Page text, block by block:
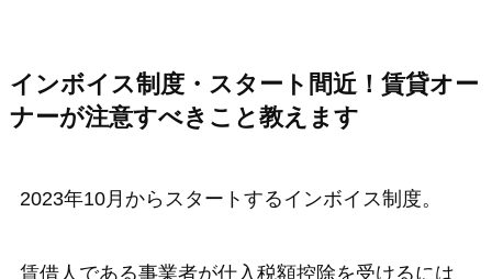
インボイス制度・スタート間近！賃貸オー
ナーが注意すべきこと教えます
2023年10月からスタートするインボイス制度。
賃借人である事業者が仕入税額控除を受けるには